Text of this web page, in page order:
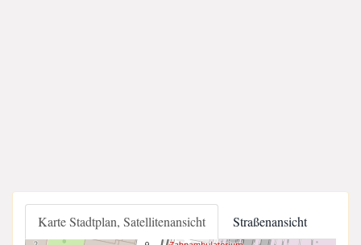
Karte Stadtplan, Satellitenansicht Straßenansicht